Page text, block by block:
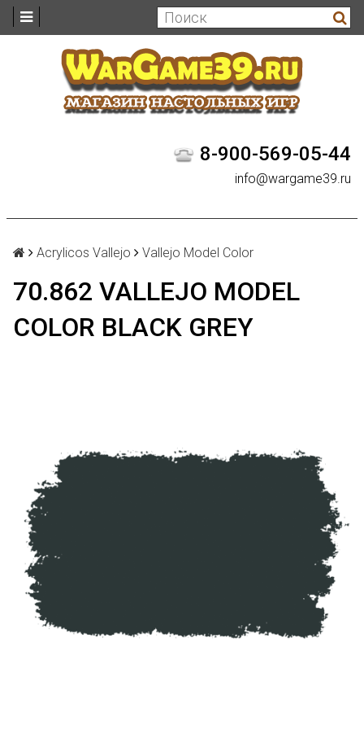
8-900-569-05-44
info@wargame39.ru
Acrylicos Vallejo Vallejo Model Color
70.862 VALLEJO MODEL
COLOR BLACK GREY